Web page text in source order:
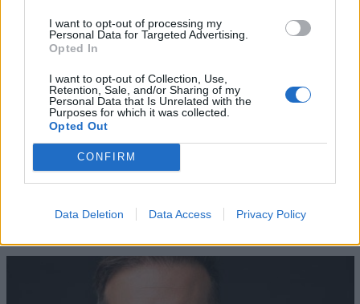
I want to opt-out of processing my
Personal Data for Targeted Advertising.
Opted In
I want to opt-out of Collection, Use,
Retention, Sale, and/or Sharing of my
Personal Data that Is Unrelated with the
Purposes for which it was collected.
Opted Out
CONFIRM
Data Deletion Data Access Privacy Policy
AZIENDE E MERCATI
Davide Sechi
Dal lusso circolare all’intelligenza artificiale: come
Lenush Saf costruisce un ecosistema tra creatività,
impresa e musica